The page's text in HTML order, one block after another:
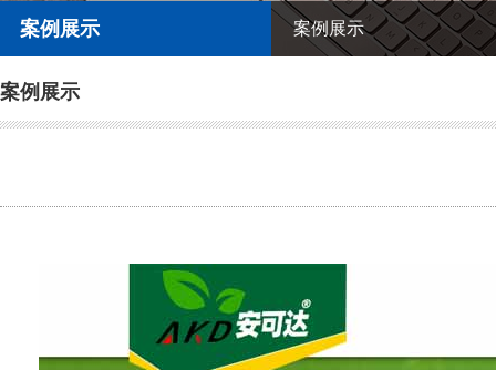
案例展示 案例展示
案例展示